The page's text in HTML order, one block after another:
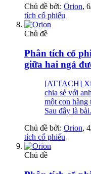
Chủ đề bởi: Orion,
tích cổ phiếu
Chủ đề
Phân tích cổ
giữa hai ngả
[ATTACH]
chia sẻ với
một con hàng
Sau đây là
Chủ đề bởi: Orion,
tích cổ phiếu
Chủ đề